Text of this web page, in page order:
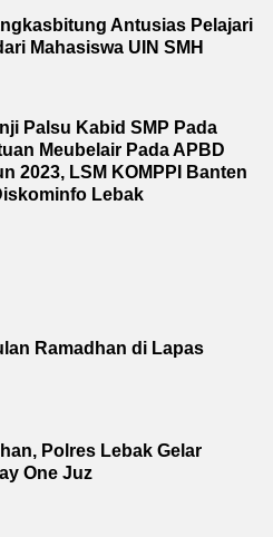
Antusias Pelajari
Mahasiswa UIN SMH
Palsu Kabid SMP Pada
Meubelair Pada APBD
2023, LSM KOMPPI Banten
Lebak
Ramadhan di Lapas
Polres Lebak Gelar
One Juz